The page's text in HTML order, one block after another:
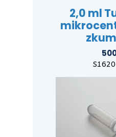
2,0 ml